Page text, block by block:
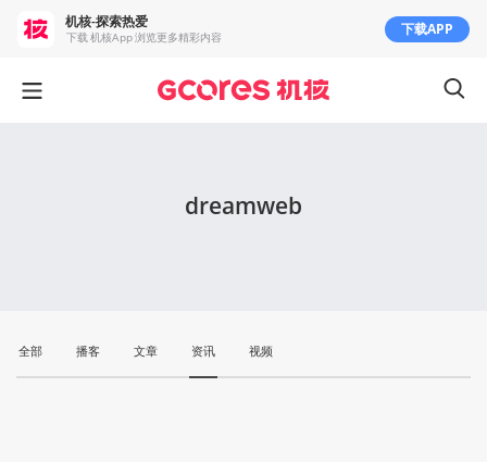
dreamweb
全部 播客 文章 资讯 视频
机核-探索热爱
下载 机核App 浏览更多精彩内容 下载APP